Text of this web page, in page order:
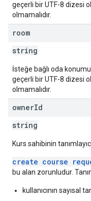
geçerli bir UTF-8 dizesi
olmamalıdır.
room
string
İsteğe bağlı oda
geçerli bir UTF-8 dizesi
olmamalıdır.
ownerId
string
Kurs sahibinin
create course
bu alan zorunludur.
kullanıcının sayısal